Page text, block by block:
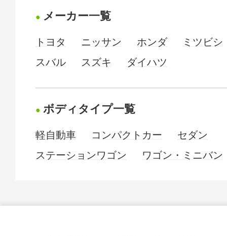
メーカー一覧
トヨタ ニッサン ホンダ
ミツビシ
スバル
スズキ ダイハツ
ボディタイプ一覧
軽自動車 コンパクトカー
セダン
ステーションワゴン
ワゴン・ミニバン